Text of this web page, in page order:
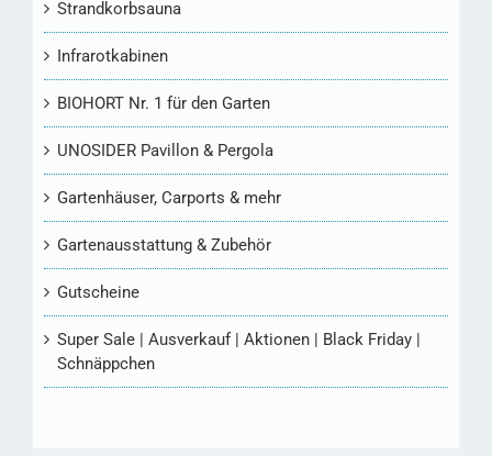
Strandkorbsauna
Infrarotkabinen
BIOHORT Nr. 1 für den Garten
UNOSIDER Pavillon & Pergola
Gartenhäuser, Carports & mehr
Gartenausstattung & Zubehör
Gutscheine
Super Sale | Ausverkauf | Aktionen | Black Friday |
Schnäppchen